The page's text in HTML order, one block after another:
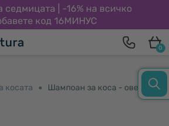
седмицата | -16% на всичко
код 16МИНУС
0
косата